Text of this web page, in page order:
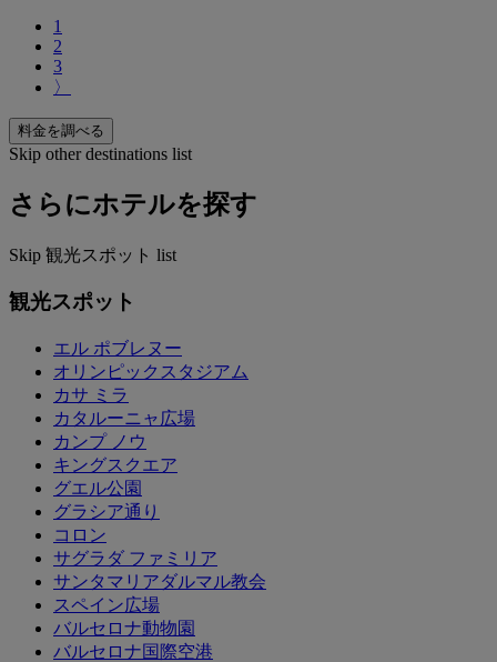
1
2
3
〉
料金を調べる
Skip other destinations list
さらにホテルを探す
Skip 観光スポット list
観光スポット
エル ポブレヌー
オリンピックスタジアム
カサ ミラ
カタルーニャ広場
カンプ ノウ
キングスクエア
グエル公園
グラシア通り
コロン
サグラダ ファミリア
サンタマリアダルマル教会
スペイン広場
バルセロナ動物園
バルセロナ国際空港